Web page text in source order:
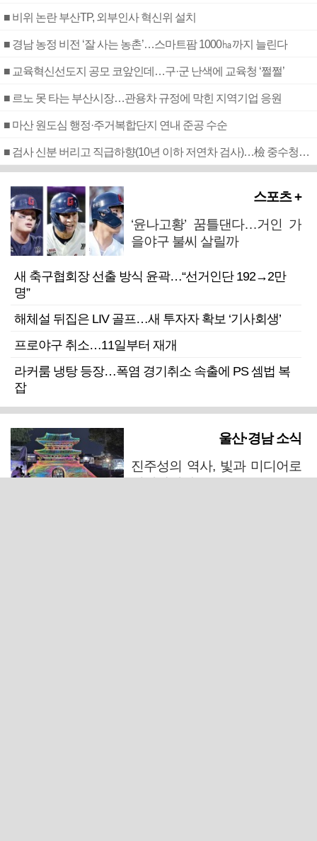
■ 비위 논란 부산TP, 외부인사 혁신위 설치
■ 경남 농정 비전 ‘잘 사는 농촌’…스마트팜 1000㏊까지 늘린다
■ 교육혁신선도지 공모 코앞인데…구·군 난색에 교육청 ‘쩔쩔’
■ 르노 못 타는 부산시장…관용차 규정에 막힌 지역기업 응원
■ 마산 원도심 행정·주거복합단지 연내 준공 수순
■ 검사 신분 버리고 직급하향(10년 이하 저연차 검사)…檢 중수청행 기피
스포츠 +
‘윤나고황’ 꿈틀댄다…거인 가
을야구 불씨 살릴까
새 축구협회장 선출 방식 윤곽…“선거인단 192→2만
명”
해체설 뒤집은 LIV 골프…새 투자자 확보 ‘기사회생’
프로야구 취소…11일부터 재개
라커룸 냉탕 등장…폭염 경기취소 속출에 PS 셈법 복
잡
울산·경남 소식
진주성의 역사, 빛과 미디어로